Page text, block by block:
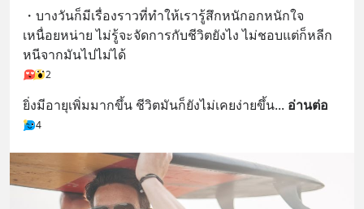
・บางวันก็มีเรื่องราวที่ทำให้เรารู้สึกหนักอกหนักใจ
เหนื่อยหน่าย ไม่รู้จะจัดการกับชีวิตยังไง ไม่ชอบแต่ก็หลีก
หนีจากมันไปไม่ได้
2
ยิ่งมีอายุเพิ่มมากขึ้น ชีวิตมันก็ยังไม่เคยง่ายขึ้น... อ่านต่อ
4